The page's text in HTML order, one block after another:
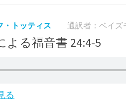
・トッティス 通訳者：ベイズ
よる福音書 24:4-5
る